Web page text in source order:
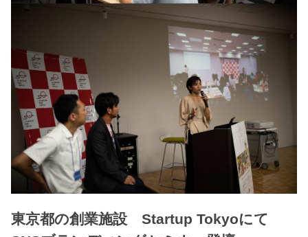
東京都の創業施設 Startup Tokyoにて